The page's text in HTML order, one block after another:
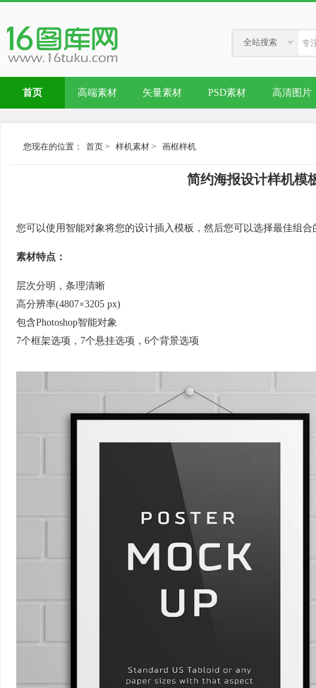
全站搜索
首页 高端素材 矢量素材 PSD素材 高清图片
您现在的位置： 首页 > 样机素材 > 画框样机
简约海报设计样机模
您可以使用智能对象将您的设计插入模板，然后您可以选择最佳组
素材特点：
层次分明，条理清晰
高分辨率(4807×3205 px)
包含Photoshop智能对象
7个框架选项，7个悬挂选项，6个背景选项